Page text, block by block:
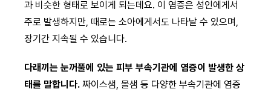
과 비슷한 형태로 보이게 되는데요. 이 염증은 성인에게서
주로 발생하지만, 때로는 소아에게서도 나타날 수 있으며,
장기간 지속될 수 있습니다.
다래끼는 눈꺼풀에 있는 피부 부속기관에 염증이 발생한 상
태를 말합니다. 짜이스샘, 몰샘 등 다양한 부속기관에 염증